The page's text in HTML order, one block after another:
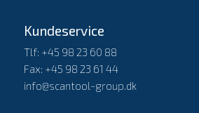
Kundeservice
Tlf: +45 98 23 60 88
Fax: +45 98 23 61 44
info@scantool-group.dk